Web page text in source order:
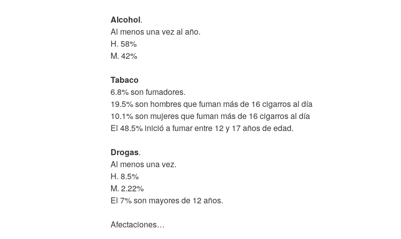
Alcohol.
Al menos una vez al año.
H. 58%
M. 42%
Tabaco
6.8% son fumadores.
19.5% son hombres que fuman más de 16 cigarros al día
10.1% son mujeres que fuman más de 16 cigarros al día
El 48.5% inició a fumar entre 12 y 17 años de edad.
Drogas.
Al menos una vez.
H. 8.5%
M. 2.22%
El 7% son mayores de 12 años.
Afectaciones…